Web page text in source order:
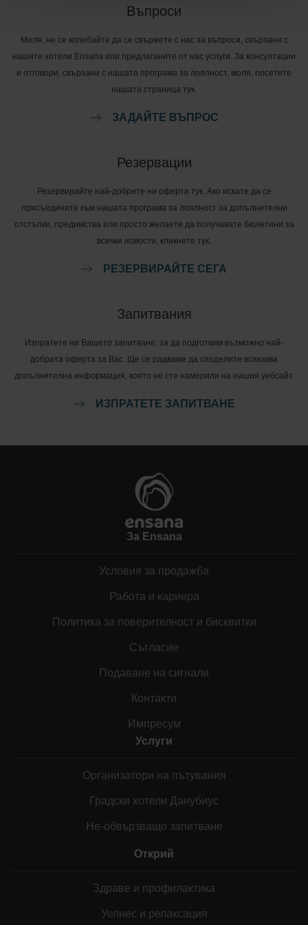
Въпроси
Моля, не се колебайте да се свържете с нас за въпроси, свързани с
нашите хотели Ensana или предлаганите от нас услуги. За консултации
и отговори, свързани с нашата програма за лоялност, моля, посетете
нашата страница тук.
ЗАДАЙТЕ ВЪПРОС
Резервации
Резервирайте най-добрите ни оферти тук. Ако искате да се
присъедините към нашата програма за лоялност за допълнителни
отстъпки, предимства или просто желаете да получавате бюлетини за
всички новости, кликнете тук.
РЕЗЕРВИРАЙТЕ СЕГА
Запитвания
Изпратете ни Вашето запитване, за да подготвим възможно най-
добрата оферта за Вас. Ще се радваме да споделите всякаква
допълнителна информация, която не сте намерили на нашия уебсайт.
ИЗПРАТЕТЕ ЗАПИТВАНЕ
За Ensana
Условия за продажба
Работа и кариера
Политика за поверителност и бисквитки
Съгласие
Подаване на сигнали
Контакти
Импресум
Услуги
Организатори на пътувания
Градски хотели Данубиус
Не-обвързващо запитване
Открий
Здраве и профилактика
Уелнес и релаксация